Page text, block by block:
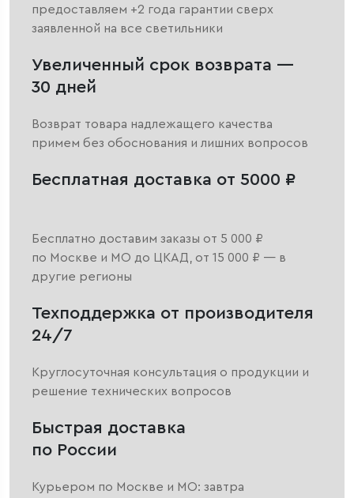
предоставляем +2 года гарантии сверх
заявленной на все светильники
Увеличенный срок возврата —
30 дней
Возврат товара надлежащего качества
примем без обоснования и лишних вопросов
Бесплатная доставка от 5000 ₽
Бесплатно доставим заказы от 5 000 ₽
по Москве и МО до ЦКАД, от 15 000 ₽ — в
другие регионы
Техподдержка от производителя
24/7
Круглосуточная консультация о продукции и
решение технических вопросов
Быстрая доставка
по России
Курьером по Москве и МО: завтра